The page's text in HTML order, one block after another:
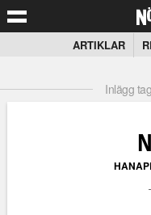
ARTIKLAR
Inlägg